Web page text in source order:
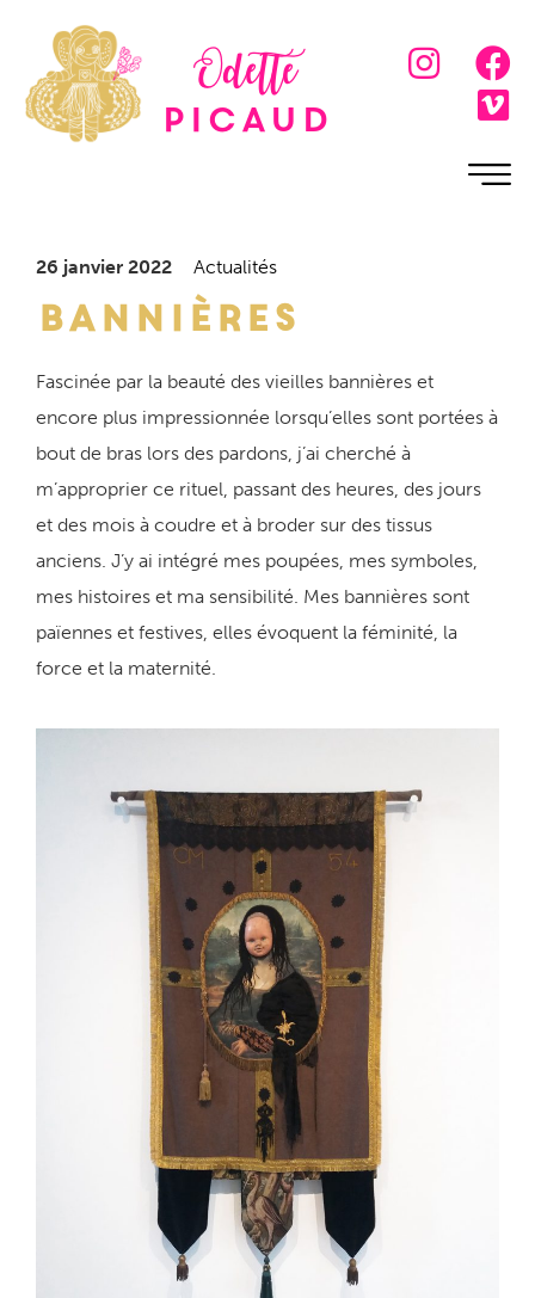
Odette
Picaud
26 janvier 2022 Actualités
Bannières
Fascinée par la beauté des vieilles bannières et
encore plus impressionnée lorsqu’elles sont portées à
bout de bras lors des pardons, j’ai cherché à
m’approprier ce rituel, passant des heures, des jours
et des mois à coudre et à broder sur des tissus
anciens. J’y ai intégré mes poupées, mes symboles,
mes histoires et ma sensibilité. Mes bannières sont
païennes et festives, elles évoquent la féminité, la
force et la maternité.